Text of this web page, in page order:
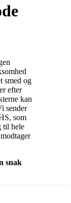
smed og
efter
kan
sender
som
til hele
snak